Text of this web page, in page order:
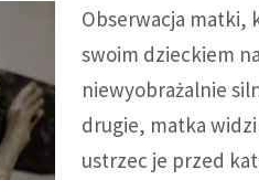
Obserwacja matki,
swoim dzieckiem
niewyobrażalnie
drugie, matka
ustrzec je przed